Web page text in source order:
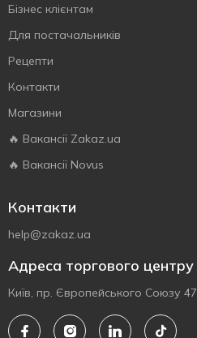
Бізнес клієнтам
Для постачальників
Рецепти
Контакти
Магазини
🔥 Вакансії Zakaz.ua
🔥 Вакансії Novus
Контакти
help@zakaz.ua
Адреса торгового центру
Київ, пр. Європейського Союзу 47